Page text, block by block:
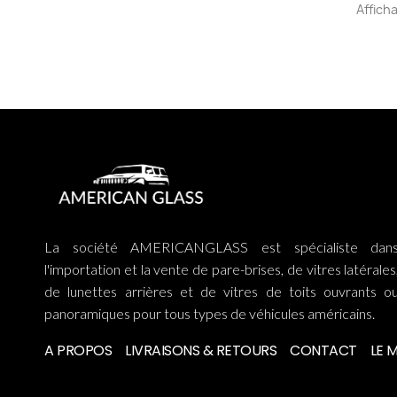
La société AMERICANGLASS est spécialiste
l'importation et la vente de pare-brises, de vitres
de lunettes arrières et de vitres de toits ouvrants
panoramiques pour tous types de véhicules américains.
A PROPOS LIVRAISONS & RETOURS CONTACT LE